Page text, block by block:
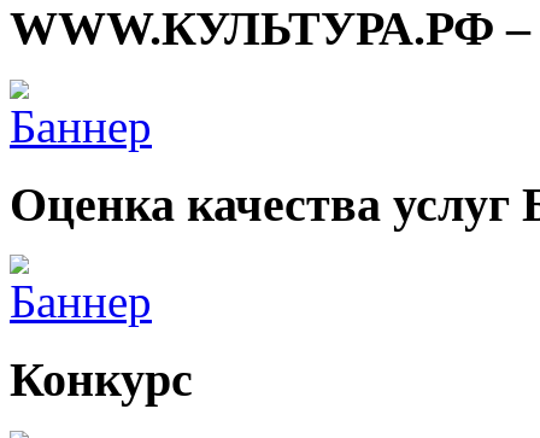
WWW.КУЛЬТУРА.РФ –
Оценка качества
Конкурс